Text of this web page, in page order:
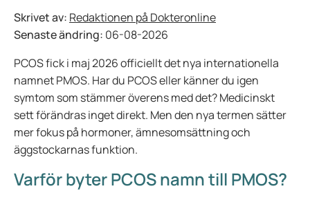
Skrivet av: Redaktionen på Dokteronline
Senaste ändring: 06-08-2026
PCOS fick i maj 2026 officiellt det nya internationella
namnet PMOS. Har du PCOS eller känner du igen
symtom som stämmer överens med det? Medicinskt
sett förändras inget direkt. Men den nya termen sätter
mer fokus på hormoner, ämnesomsättning och
äggstockarnas funktion.
Varför byter PCOS namn till PMOS?